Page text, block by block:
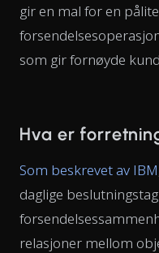
gir en mal for en
som gir fornøyde
Hva er
Som beskrevet av IBM
daglige
relasjoner mellom